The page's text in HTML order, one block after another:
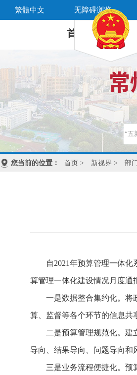
繁體中文 无障碍浏览
首 页 新
您当前的位置： 首页 > 新视界 > 部
自2021年预算管理一体
算管理一体化建设情况月度通
一是数据整合集约化。将
算、监督等各个环节的信息共
二是预算管理规范化。
导向、结果导向、问题导向和
三是业务流程便捷化。预